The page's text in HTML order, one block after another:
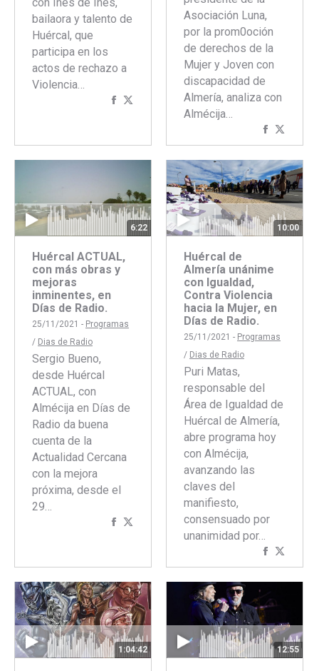
bailaora y talento de
Huércal, que
participa en los
actos de rechazo a
Violencia…
Compartir
Asociación Luna,
por la prom0oción
de derechos de la
Mujer y Joven con
discapacidad de
Almería, analiza con
Almécija…
Compartir
concon
6:22
Huércal ACTUAL,
con más obras y
mejoras
inminentes, en
Días de Radio.
25/11/2021 - Programas
/ Dias de Radio
Sergio Bueno,
desde Huércal
ACTUAL, con
Almécija en Días de
Radio da buena
cuenta de la
Actualidad Cercana
con la mejora
próxima, desde el
29…
Compartir
10:00
Huércal de
Almería unánime
con Igualdad,
Contra Violencia
hacia la Mujer, en
Días de Radio.
25/11/2021 - Programas
/ Dias de Radio
Puri Matas,
responsable del
Área de Igualdad de
Huércal de Almería,
abre programa hoy
con Almécija,
avanzando las
claves del
manifiesto,
consensuado por
unanimidad por…
Compartir
concon
1:04:42 12:55